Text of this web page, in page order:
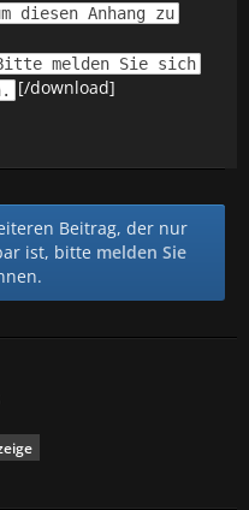
diesen Anhang zu
melden Sie sich
[/download]
Beitrag, der nur
ist, bitte melden Sie